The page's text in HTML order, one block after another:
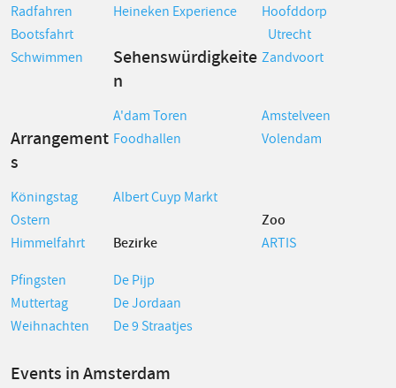
Radfahren
Heineken Experience
Hoofddorp
Bootsfahrt
Utrecht
Schwimmen
Sehenswürdigkeite
n
Zandvoort
A'dam Toren Amstelveen
Arrangement
s
Foodhallen Volendam
Köningstag
Albert Cuyp Markt
Ostern
Zoo
Himmelfahrt
Bezirke
ARTIS
Pfingsten
De Pijp
Muttertag
De Jordaan
Weihnachten
De 9 Straatjes
Events in Amsterdam